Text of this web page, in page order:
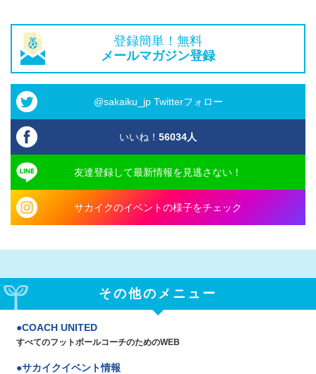
登録簡単！無料
メールマガジン登録
@sakaiku_jp Twitterフォロー
いいね！ 56034人
友達登録して最新情報を見逃さない！
サカイクのイベントの様子をチェック
その他のメニュー
COACH UNITED
すべてのフットボールコーチのためのWEB
サカイクイベント情報